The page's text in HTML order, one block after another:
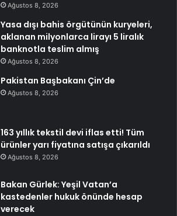
Ağustos 8, 2026
Yasa dışı bahis örgütünün kuryeleri,
aklanan milyonlarca lirayı 5 liralık
banknotla teslim almış
Ağustos 8, 2026
Pakistan Başbakanı Çin’de
Ağustos 8, 2026
163 yıllık tekstil devi iflas etti! Tüm
ürünler yarı fiyatına satışa çıkarıldı
Ağustos 8, 2026
Bakan Gürlek: Yeşil Vatan’a
kastedenler hukuk önünde hesap
verecek